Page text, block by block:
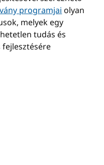
programjaiolyan
melyek egy
tudás és
fejlesztésére